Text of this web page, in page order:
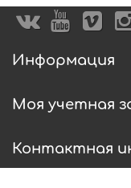
Информация
Моя учетная
Контактная